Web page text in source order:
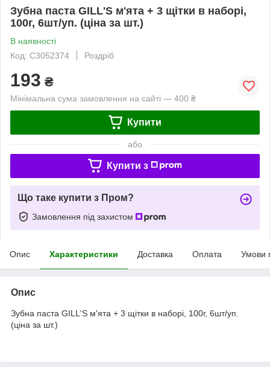
Зубна паста GILL'S м'ята + 3 щітки в наборі,
100г, 6шт/уп. (ціна за шт.)
В наявності
Код: C3052374
Роздріб
193 ₴
Мінімальна сума замовлення на сайті — 400 ₴
Купити
або
Купити з
Що таке купити з Пром?
Замовлення під захистом
Опис Характеристики Доставка Оплата Умови
Опис
Зубна паста GILL'S м'ята + 3 щітки в наборі, 100г, 6шт/уп.
(ціна за шт.)